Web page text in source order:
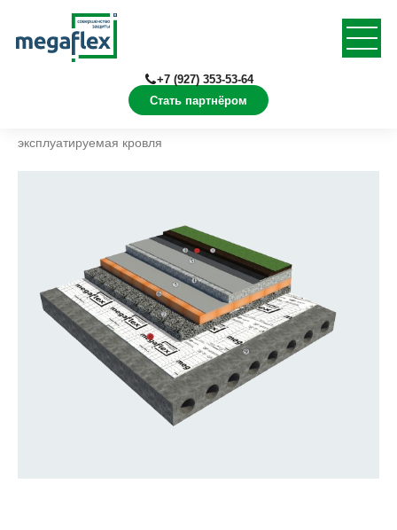
Стать партнёром
+7 (927) 353-53-64
эксплуатируемая кровля